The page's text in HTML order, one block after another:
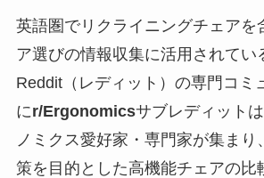
英語圏でリクライニングチェアを
ア選びの情報収集に活用されてい
Reddit（レディット）の専門コミ
にr/Ergonomicsサブレディット
ノミクス愛好家・専門家が集まり
策を目的とした高機能チェアの比